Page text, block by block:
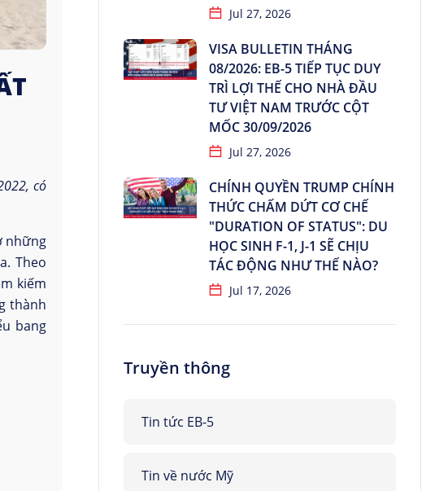
có
những
Theo
kiếm
thành
bang
Jul 27, 2026
VISA BULLETIN THÁNG
08/2026: EB-5 TIẾP TỤC DUY
TRÌ LỢI THẾ CHO NHÀ ĐẦU
TƯ VIỆT NAM TRƯỚC CỘT
MỐC 30/09/2026
Jul 27, 2026
CHÍNH QUYỀN TRUMP CHÍNH
THỨC CHẤM DỨT CƠ CHẾ
"DURATION OF STATUS": DU
HỌC SINH F-1, J-1 SẼ CHỊU
TÁC ĐỘNG NHƯ THẾ NÀO?
Jul 17, 2026
Truyền thông
Tin tức EB-5
Tin về nước Mỹ